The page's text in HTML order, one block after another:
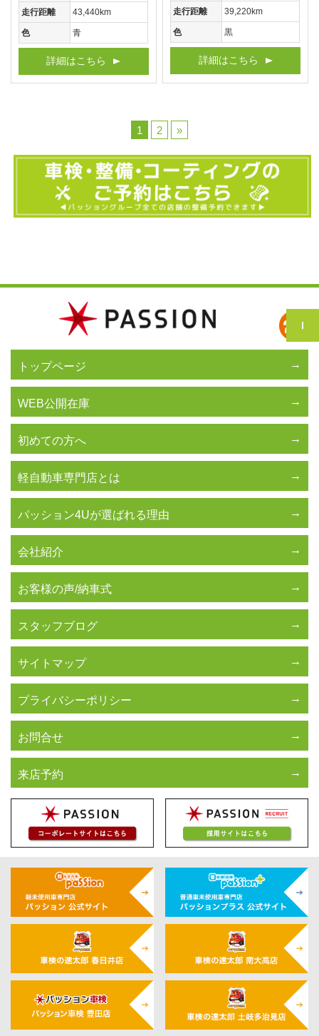
走行距離 43,440km
色 青
詳細はこちら
走行距離 39,220km
色 黒
詳細はこちら
1 2 »
トップページ
WEB公開在庫
初めての方へ
軽自動車専門店とは
パッション4Uが選ばれる理由
会社紹介
お客様の声/納車式
スタッフブログ
サイトマップ
プライバシーポリシー
お問合せ
来店予約